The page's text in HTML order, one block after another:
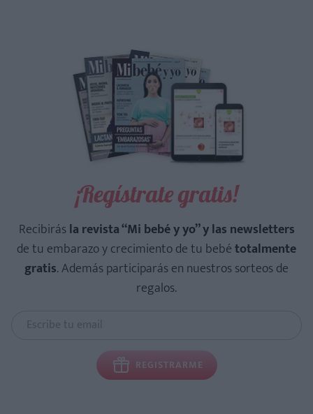
¡Regístrate gratis!
Recibirásla revista “Mi bebé y yo” y las newsletters
de tu embarazo y crecimiento de tu bebétotalmente
gratis. Además participarás en nuestros sorteos de
regalos.
REGISTRARME